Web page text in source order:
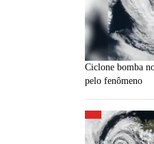
Ciclone bomba
pelo fenômeno